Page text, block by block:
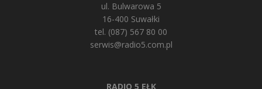
ul. Bulwarowa 5
16-400 Suwałki
tel. (087) 567 80 00
serwis@radio5.com.pl
RADIO 5 EŁK